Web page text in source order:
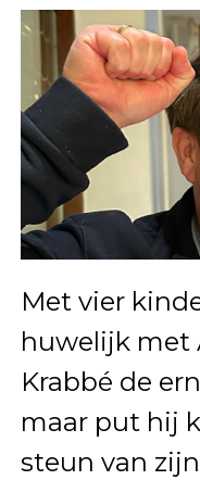
Met vier
huwelijk met
Krabbé de
maar put hij
steun van